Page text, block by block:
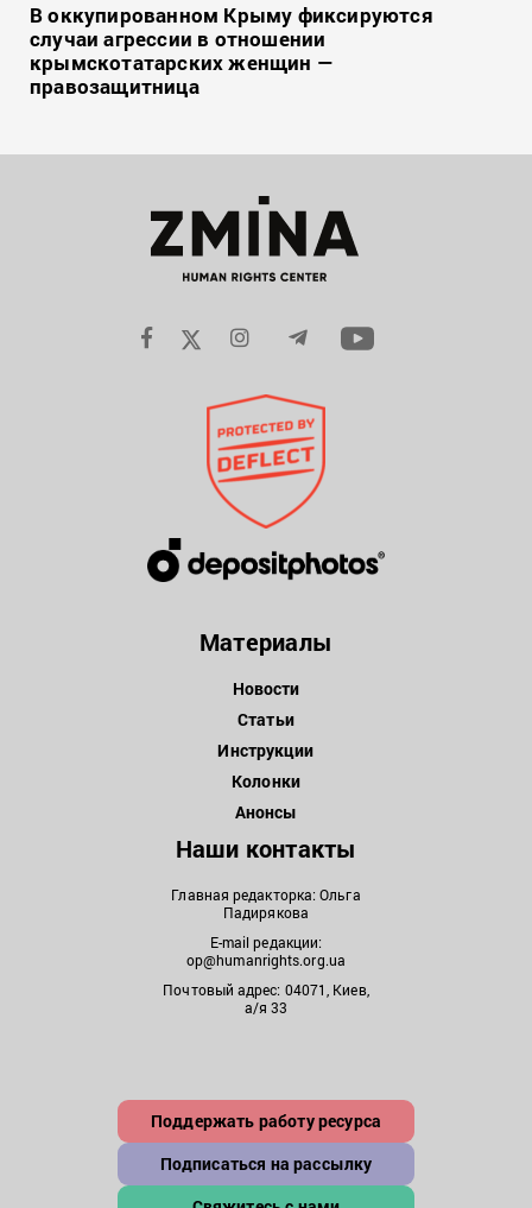
В оккупированном Крыму фиксируются
случаи агрессии в отношении
крымскотатарских женщин —
правозащитница
Материалы
Новости
Статьи
Инструкции
Колонки
Анонсы
Наши контакты
Главная редакторка: Ольга
Падирякова
E-mail редакции:
op@humanrights.org.ua
Почтовый адрес: 04071, Киев,
а/я 33
Поддержать работу ресурса
Подписаться на рассылку